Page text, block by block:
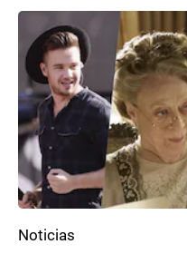
Noticias